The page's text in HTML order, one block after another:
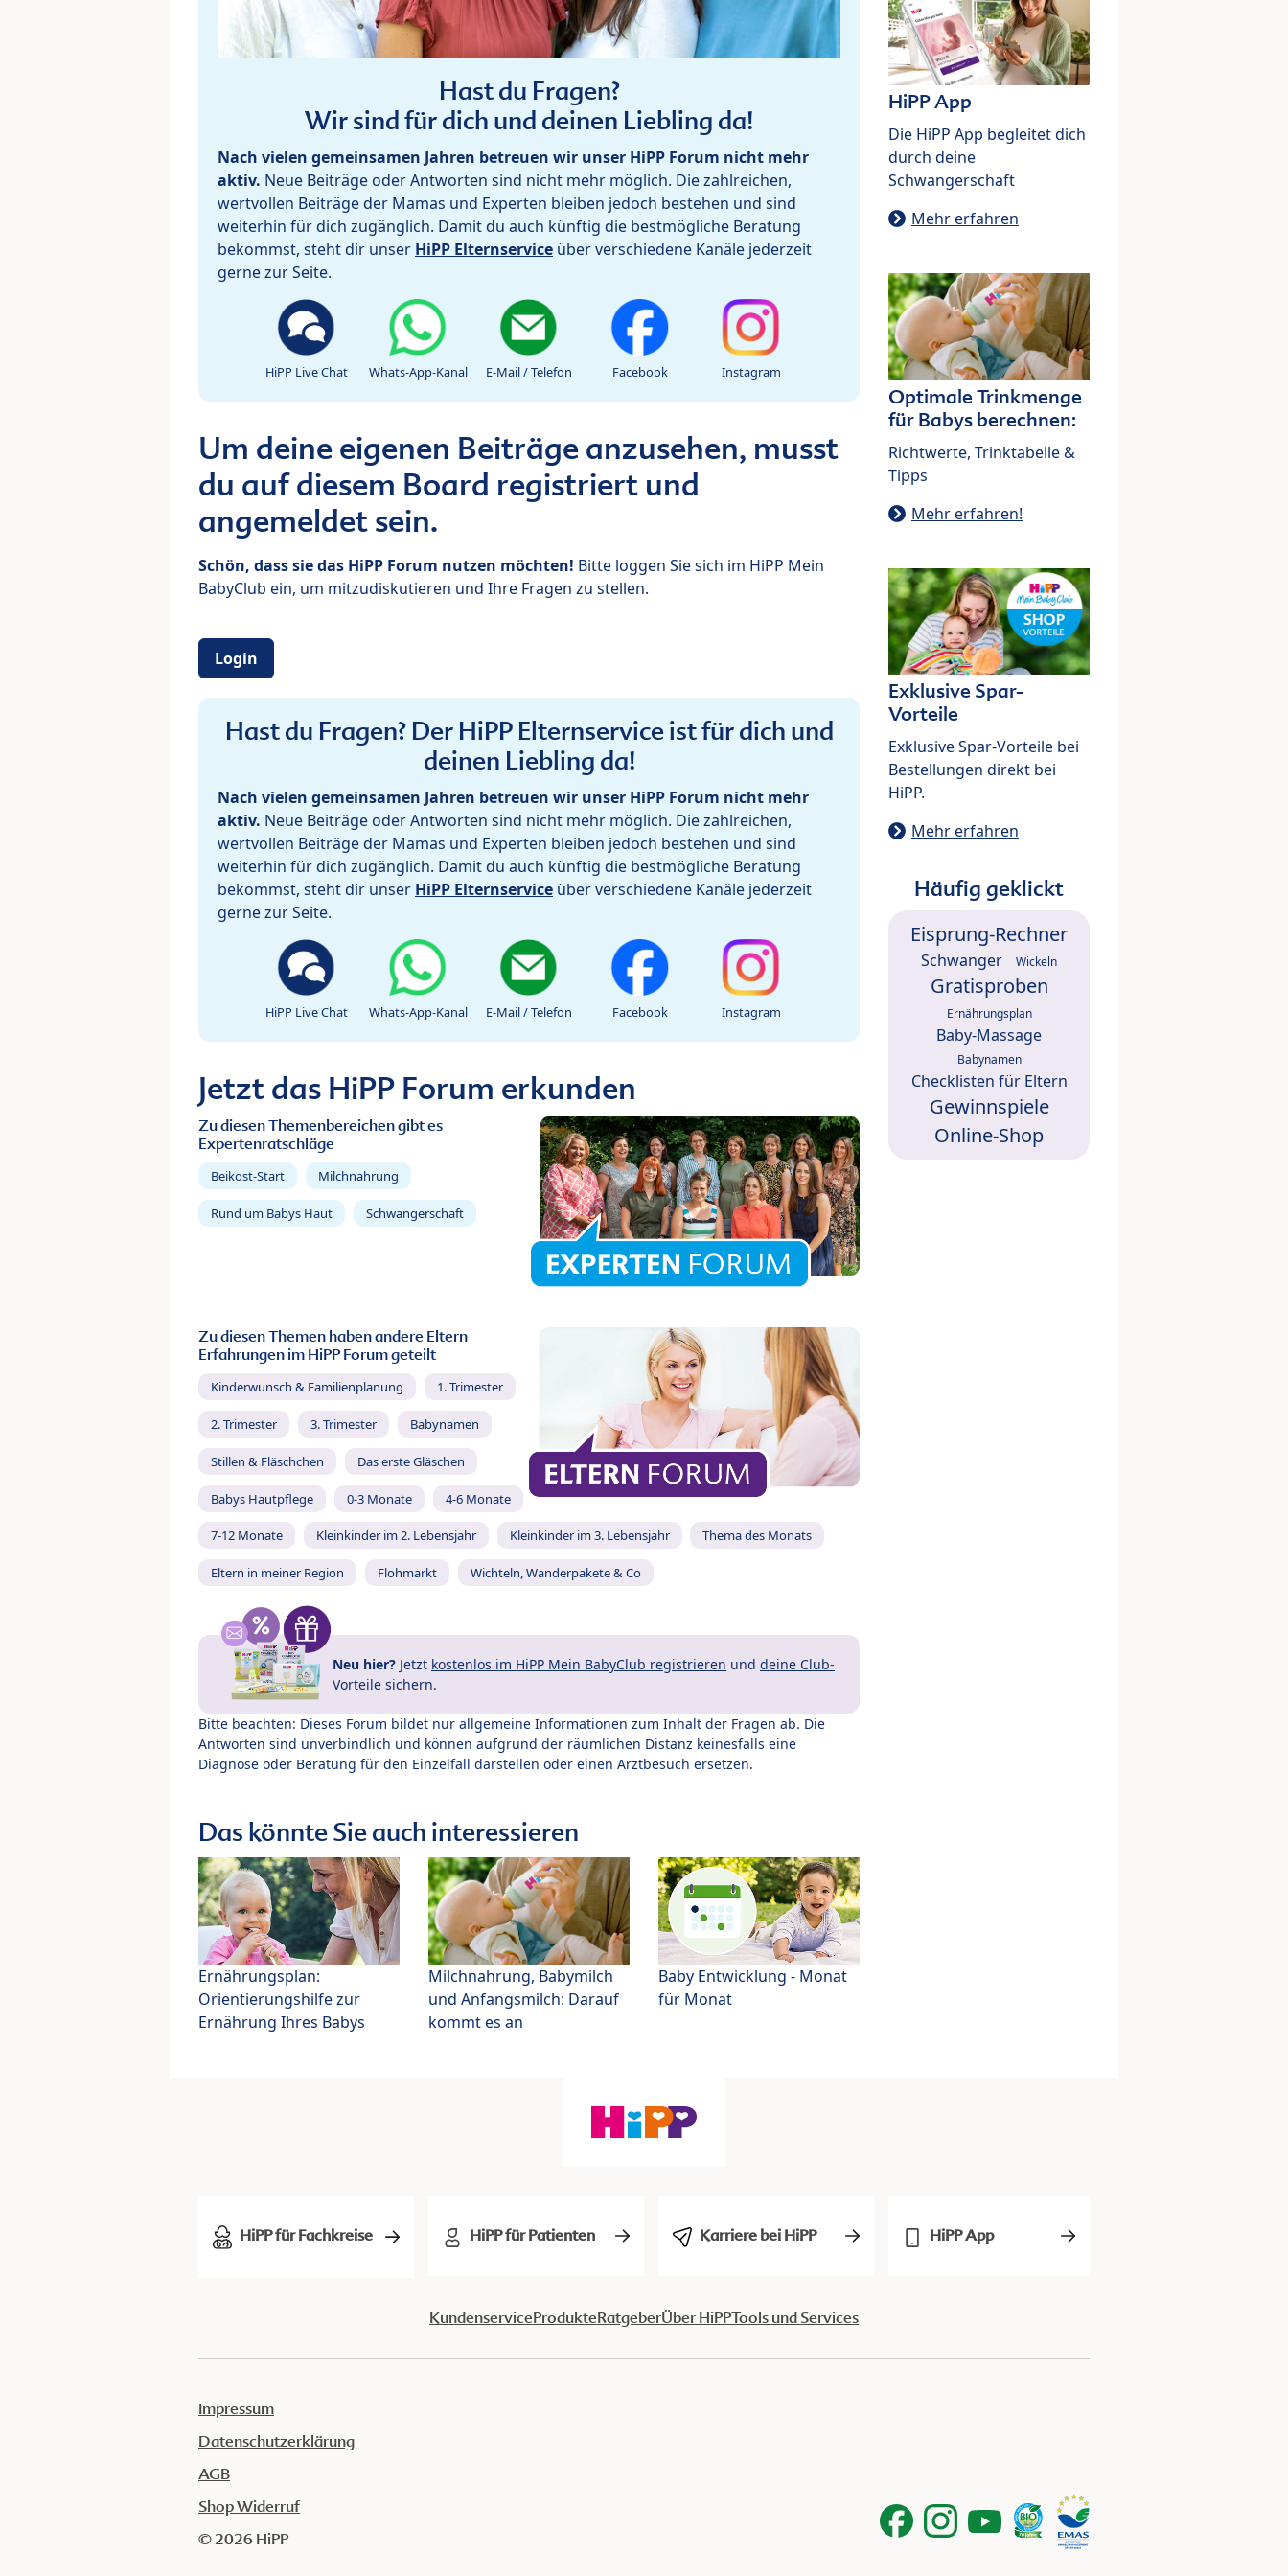
Hast du Fragen?
Wir sind für dich und deinen Liebling da!
Nach vielen gemeinsamen Jahren betreuen wir unser HiPP Forum nicht mehr
aktiv. Neue Beiträge oder Antworten sind nicht mehr möglich. Die zahlreichen,
wertvollen Beiträge der Mamas und Experten bleiben jedoch bestehen und sind
weiterhin für dich zugänglich. Damit du auch künftig die bestmögliche Beratung
bekommst, steht dir unser HiPP Elternservice über verschiedene Kanäle jederzeit
gerne zur Seite.
HiPP Live Chat Whats-App-Kanal E-Mail / Telefon Facebook Instagram
Um deine eigenen Beiträge anzusehen, musst
du auf diesem Board registriert und
angemeldet sein.
Schön, dass sie das HiPP Forum nutzen möchten! Bitte loggen Sie sich im HiPP Mein
BabyClub ein, um mitzudiskutieren und Ihre Fragen zu stellen.
Login
Hast du Fragen? Der HiPP Elternservice ist für dich und
deinen Liebling da!
Nach vielen gemeinsamen Jahren betreuen wir unser HiPP Forum nicht mehr
aktiv. Neue Beiträge oder Antworten sind nicht mehr möglich. Die zahlreichen,
wertvollen Beiträge der Mamas und Experten bleiben jedoch bestehen und sind
weiterhin für dich zugänglich. Damit du auch künftig die bestmögliche Beratung
bekommst, steht dir unser HiPP Elternservice über verschiedene Kanäle jederzeit
gerne zur Seite.
HiPP Live Chat Whats-App-Kanal E-Mail / Telefon Facebook Instagram
Jetzt das HiPP Forum erkunden
Zu diesen Themenbereichen gibt es
Expertenratschläge
Beikost-Start Milchnahrung
Rund um Babys Haut Schwangerschaft
Zu diesen Themen haben andere Eltern
Erfahrungen im HiPP Forum geteilt
Kinderwunsch & Familienplanung 1. Trimester
2. Trimester 3. Trimester Babynamen
Stillen & Fläschchen Das erste Gläschen
Babys Hautpflege 0-3 Monate 4-6 Monate
7-12 Monate Kleinkinder im 2. Lebensjahr Kleinkinder im 3. Lebensjahr Thema des Monats
Eltern in meiner Region Flohmarkt Wichteln, Wanderpakete & Co
Neu hier? Jetzt kostenlos im HiPP Mein BabyClub registrieren und deine Club-
Vorteile sichern.
Bitte beachten: Dieses Forum bildet nur allgemeine Informationen zum Inhalt der Fragen ab. Die
Antworten sind unverbindlich und können aufgrund der räumlichen Distanz keinesfalls eine
Diagnose oder Beratung für den Einzelfall darstellen oder einen Arztbesuch ersetzen.
Das könnte Sie auch interessieren
Ernährungsplan:
Orientierungshilfe zur
Ernährung Ihres Babys
Milchnahrung, Babymilch
und Anfangsmilch: Darauf
kommt es an
Baby Entwicklung - Monat
für Monat
HiPP App
Die HiPP App begleitet dich
durch deine
Schwangerschaft
Mehr erfahren
Optimale Trinkmenge
für Babys berechnen:
Richtwerte, Trinktabelle &
Tipps
Mehr erfahren!
Exklusive Spar-
Vorteile
Exklusive Spar-Vorteile bei
Bestellungen direkt bei
HiPP.
Mehr erfahren
Häufig geklickt
Eisprung-Rechner
Schwanger Wickeln
Gratisproben
Ernährungsplan
Baby-Massage
Babynamen
Checklisten für Eltern
Gewinnspiele
Online-Shop
HiPP für Fachkreise HiPP für Patienten Karriere bei HiPP HiPP App
KundenserviceProdukteRatgeberÜber HiPPTools und Services
Impressum
Datenschutzerklärung
AGB
Shop Widerruf
© 2026 HiPP